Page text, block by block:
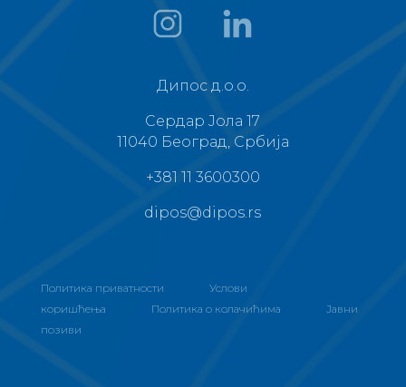
Дипос д.о.о.
Сердар Јола 17
11040 Београд, Србија
+381 11 3600300
dipos@dipos.rs
Политика приватности
Услови
коришћења
Политика о колачићима
Јавни
позиви